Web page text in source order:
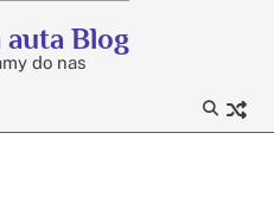
Blog
do nas